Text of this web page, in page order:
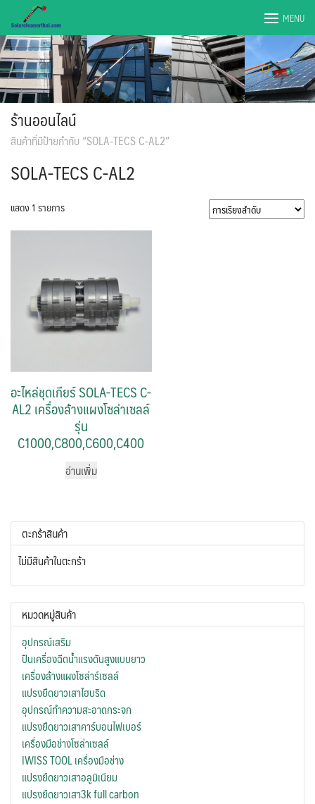
content
MENU
ร้านออนไลน์
สินค้าที่มีป้ายกำกับ “SOLA-TECS C-AL2”
SOLA-TECS C-AL2
แสดง 1 รายการ
อะไหล่ชุดเกียร์ SOLA-TECS C-
AL2 เครื่องล้างแผงโซล่าเซลล์
รุ่น
C1000,C800,C600,C400
อ่านเพิ่ม
ตะกร้าสินค้า
ไม่มีสินค้าในตะกร้า
หมวดหมู่สินค้า
อุปกรณ์เสริม
ปืนเครื่องฉีดน้ำแรงดันสูงแบบยาว
เครื่องล้างแผงโซล่าร์เซลล์
แปรงยืดยาวเสาไฮบริด
อุปกรณ์ทำความสะอาดกระจก
แปรงยืดยาวเสาคาร์บอนไฟเบอร์
เครื่องมือช่างโซล่าเซลล์
IWISS TOOL เครื่องมือช่าง
แปรงยืดยาวเสาอลูมิเนียม
แปรงยืดยาวเสา3k full carbon